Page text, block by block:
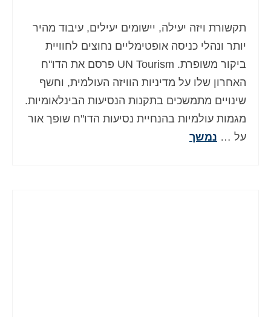
תקשורת ויזה יעילה, יישומים יעילים, עיבוד מהיר
יותר ונהלי כניסה אופטימליים נחוצים לחוויית
ביקור משופרת. UN Tourism פרסם את הדו"ח
האחרון שלו על מדיניות הוויזה העולמית, וחשף
שינויים מתמשכים בתקנות הנסיעות הבינלאומיות.
מגמות עולמיות בהנחיית נסיעות הדו"ח שופך אור
על … נמשך